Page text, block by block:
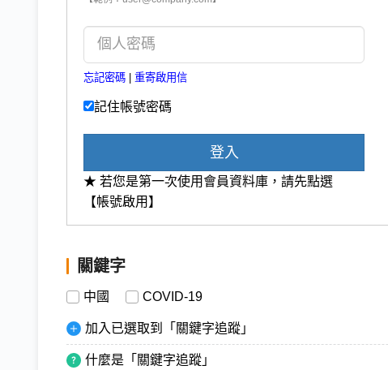
忘記密碼 重寄啟用信
記住帳號密碼
登入
★ 若您是第一次使用會員資料庫，請先點選
【帳號啟用】
關鍵字
中國 COVID-19
加入已選取到「關鍵字追蹤」
什麼是「關鍵字追蹤」